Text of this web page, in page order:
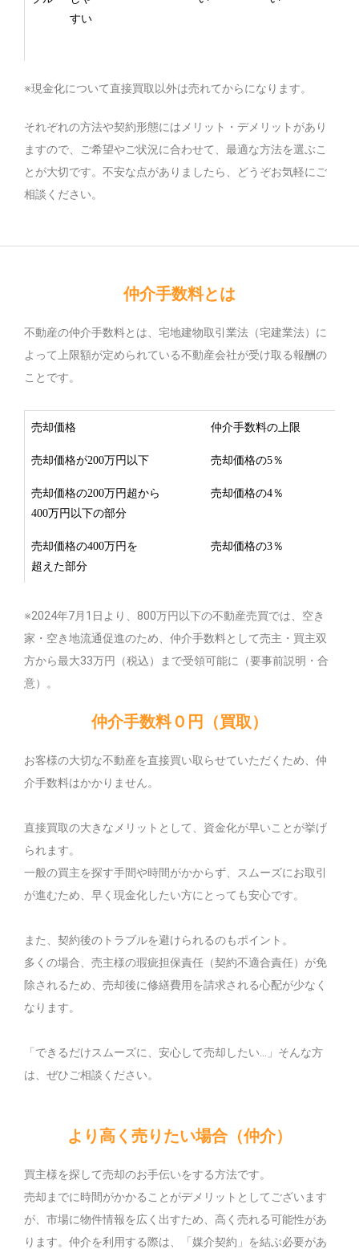
すい
※現金化について直接買取以外は売れてからになります。
それぞれの方法や契約形態にはメリット・デメリットがあり
ますので、ご希望やご状況に合わせて、最適な方法を選ぶこ
とが大切です。不安な点がありましたら、どうぞお気軽にご
相談ください。
仲介手数料とは
不動産の仲介手数料とは、宅地建物取引業法（宅建業法）に
よって上限額が定められている不動産会社が受け取る報酬の
ことです。
売却価格 仲介手数料の上限
売却価格が200万円以下 売却価格の5％
売却価格の200万円超から
400万円以下の部分
売却価格の4％
売却価格の400万円を
超えた部分
売却価格の3％
※2024年7月1日より、800万円以下の不動産売買では、空き
家・空き地流通促進のため、仲介手数料として売主・買主双
方から最大33万円（税込）まで受領可能に（要事前説明・合
意）。
仲介手数料０円（買取）
お客様の大切な不動産を直接買い取らせていただくため、仲
介手数料はかかりません。
直接買取の大きなメリットとして、資金化が早いことが挙げ
られます。
一般の買主を探す手間や時間がかからず、スムーズにお取引
が進むため、早く現金化したい方にとっても安心です。
また、契約後のトラブルを避けられるのもポイント。
多くの場合、売主様の瑕疵担保責任（契約不適合責任）が免
除されるため、売却後に修繕費用を請求される心配が少なく
なります。
「できるだけスムーズに、安心して売却したい…」そんな方
は、ぜひご相談ください。
より高く売りたい場合（仲介）
買主様を探して売却のお手伝いをする方法です。
売却までに時間がかかることがデメリットとしてございます
が、市場に物件情報を広く出すため、高く売れる可能性があ
ります。仲介を利用する際は、「媒介契約」を結ぶ必要があ